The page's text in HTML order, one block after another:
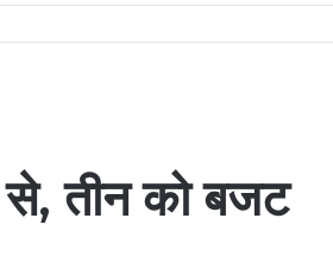
तीन को बजट